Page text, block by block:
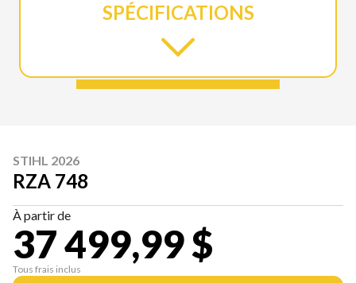
SPÉCIFICATIONS
STIHL 2026
RZA 748
À partir de
37 499,99 $
Tous frais inclus